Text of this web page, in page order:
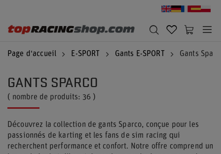
Page d'accueil E-SPORT Gants E-SPORT Gants
GANTS SPARCO
( nombre de produits: 36 )
Découvrez la collection de gants Sparco, conçue pour les
passionnés de karting et les fans de sim racing qui
recherchent performance et confort. Notre offre comprend un